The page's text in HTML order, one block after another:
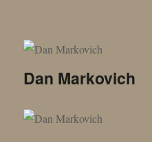
Dan Markovich